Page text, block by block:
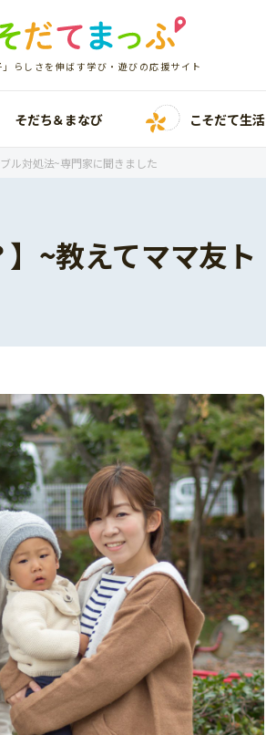
」らしさを伸ばす学び・遊びの応援サイト
そだち＆まなび こそだて生活
ル対処法~専門家に聞きました
~教えてママ友ト